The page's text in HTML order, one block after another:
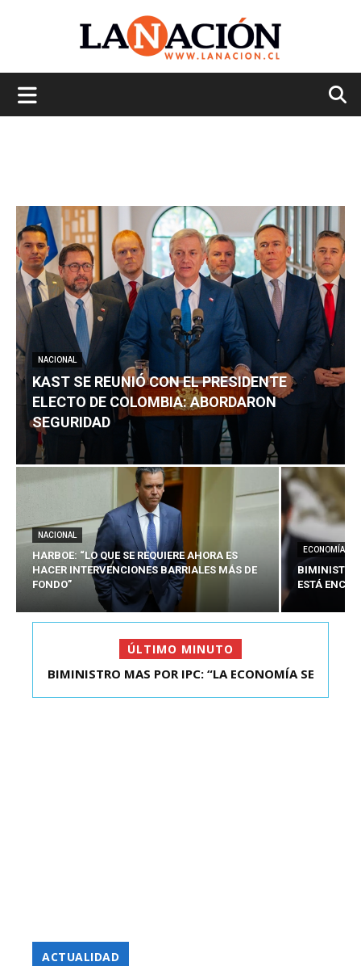
NACIONAL
KAST SE REUNIÓ CON EL PRESIDENTE
ELECTO DE COLOMBIA: ABORDARON
SEGURIDAD
NACIONAL
HARBOE: “LO QUE SE REQUIERE AHORA ES
HACER INTERVENCIONES BARRIALES MÁS DE
FONDO”
ECONOMÍA
BIMINISTRO
ESTÁ
ÚLTIMO MINUTO
KAST SE REUNIÓ CON EL PRESIDENTE ELECTO DE
BIMINISTRO MAS POR IPC: “LA ECONOMÍA SE
ACTUALIDAD